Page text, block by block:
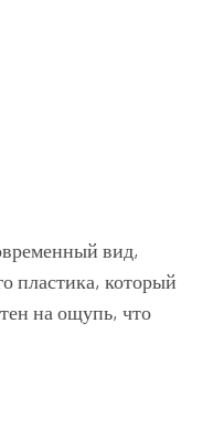
вид,
пластика, который
на ощупь, что